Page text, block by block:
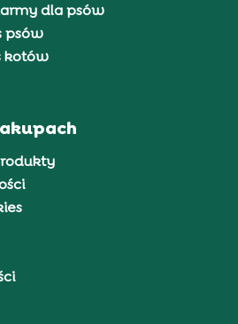
dla psów
psów
kotów